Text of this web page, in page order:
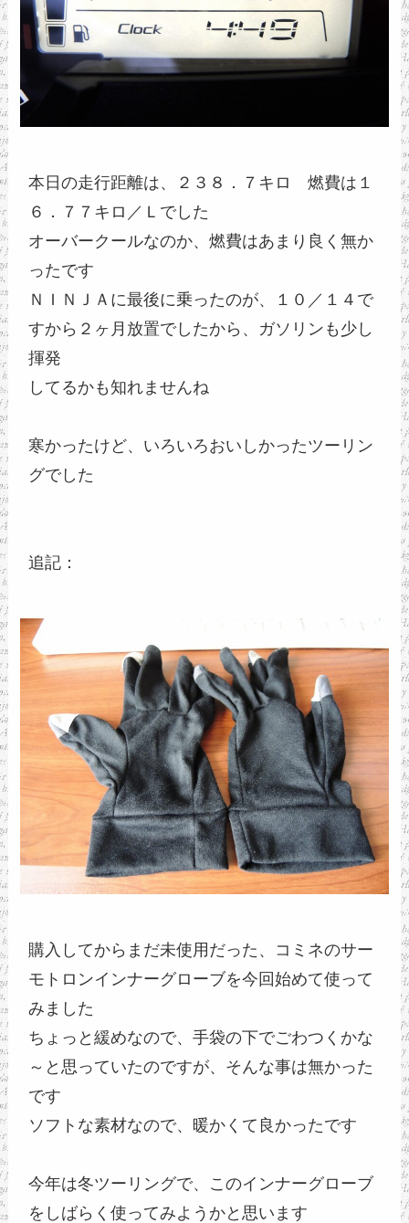
本日の走行距離は、２３８．７キロ　燃費は１
６．７７キロ／Ｌでした
オーバークールなのか、燃費はあまり良く無か
ったです
ＮＩＮＪＡに最後に乗ったのが、１０／１４で
すから２ヶ月放置でしたから、ガソリンも少し
揮発
してるかも知れませんね
寒かったけど、いろいろおいしかったツーリン
グでした
追記：
購入してからまだ未使用だった、コミネのサー
モトロンインナーグローブを今回始めて使って
みました
ちょっと緩めなので、手袋の下でごわつくかな
～と思っていたのですが、そんな事は無かった
です
ソフトな素材なので、暖かくて良かったです
今年は冬ツーリングで、このインナーグローブ
をしばらく使ってみようかと思います